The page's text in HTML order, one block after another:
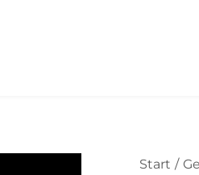
Start